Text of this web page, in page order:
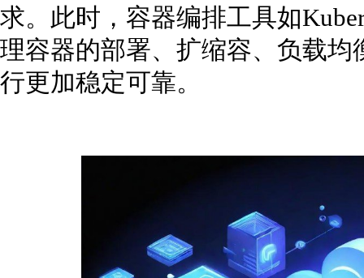
求。此时，容器编排工具如
理容器的部署、扩缩容、负载
行更加稳定可靠。